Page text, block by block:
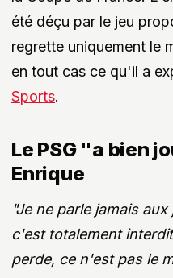
été déçu par le jeu
regrette uniquement le
en tout cas ce qu'il a
Sports.
Le PSG "a bien
Enrique
"Je ne parle jamais
c'est totalement
perde, ce n'est pas le